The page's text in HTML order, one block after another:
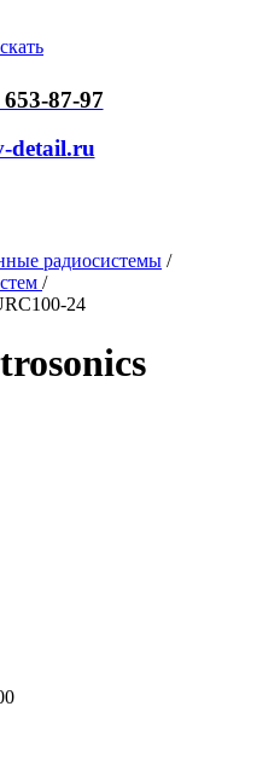
87-97
detail.ru
радиосистемы /
/
24